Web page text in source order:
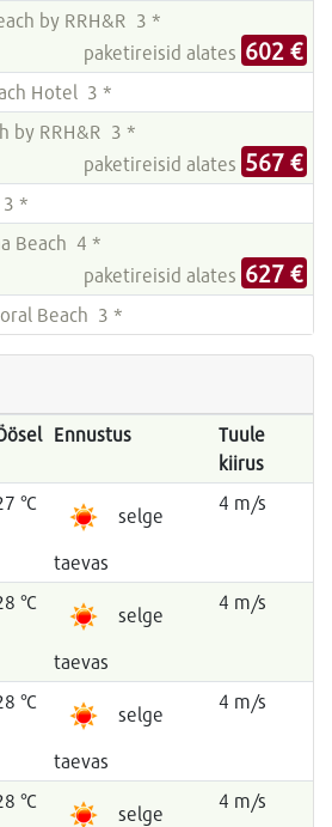
by RRH&R 3 *
paketireisid alates 602 €
Hotel 3 *
by RRH&R 3 *
paketireisid alates 567 €
*
Beach 4 *
paketireisid alates 627 €
Beach 3 *
Ennustus
Tuule
kiirus
°C
selge
taevas
4 m/s
°C
selge
taevas
4 m/s
°C
selge
taevas
4 m/s
°C
selge
4 m/s